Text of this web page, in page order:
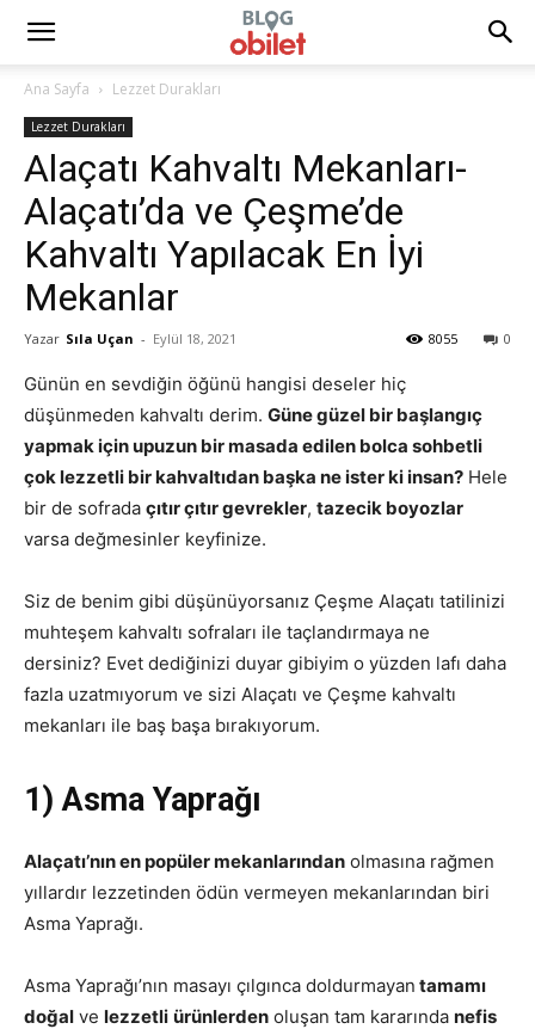
Ana Sayfa Lezzet Durakları
Lezzet Durakları
Alaçatı Kahvaltı Mekanları-
Alaçatı’da ve Çeşme’de
Kahvaltı Yapılacak En İyi
Mekanlar
Yazar Sıla Uçan - Eylül 18, 2021 0
8055
Günün en sevdiğin öğünü hangisi deseler hiç
düşünmeden kahvaltı derim. Güne güzel bir başlangıç
yapmak için upuzun bir masada edilen bolca sohbetli
çok lezzetli bir kahvaltıdan başka ne ister ki insan? Hele
bir de sofrada çıtır çıtır gevrekler, tazecik boyozlar
varsa değmesinler keyfinize.
Siz de benim gibi düşünüyorsanız Çeşme Alaçatı tatilinizi
muhteşem kahvaltı sofraları ile taçlandırmaya ne
dersiniz? Evet dediğinizi duyar gibiyim o yüzden lafı daha
fazla uzatmıyorum ve sizi Alaçatı ve Çeşme kahvaltı
mekanları ile baş başa bırakıyorum.
1) Asma Yaprağı
Alaçatı’nın en popüler mekanlarından olmasına rağmen
yıllardır lezzetinden ödün vermeyen mekanlarından biri
Asma Yaprağı.
Asma Yaprağı’nın masayı çılgınca doldurmayan tamamı
doğal ve lezzetli ürünlerden oluşan tam kararında nefis